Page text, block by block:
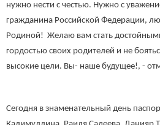
нужно нести с честью. Нужно с
гражданина Российской Федерации,
Родиной! Желаю вам стать
гордостью своих родителей и не
высокие цели. Вы- наше будущее!, -
Сегодня в знаменательный день